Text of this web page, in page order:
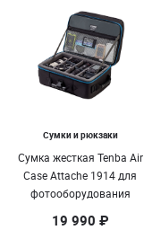
Сумки и рюкзаки
Сумка жесткая Tenba Air
Case Attache 1914 для
фотооборудования
19 990 ₽